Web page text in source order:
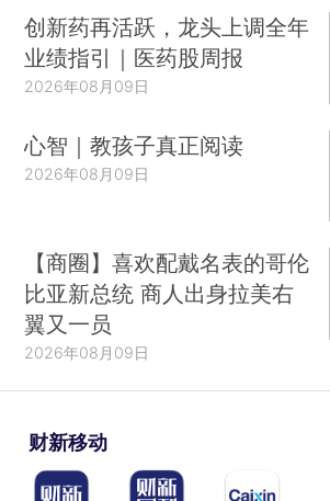
创新药再活跃，龙头上调全年
业绩指引｜医药股周报
2026年08月09日
心智｜教孩子真正阅读
2026年08月09日
【商圈】喜欢配戴名表的哥伦
比亚新总统 商人出身拉美右
翼又一员
2026年08月09日
财新移动